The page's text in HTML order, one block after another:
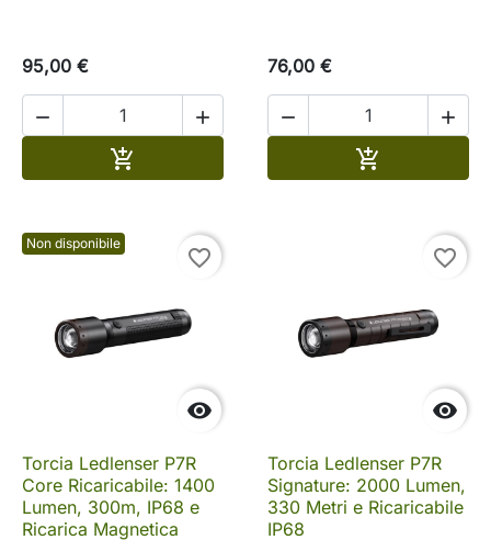
95,00 €
 

76,00 €
 

Non disponibile

favorite_border
Torcia Ledlenser P7R
Core Ricaricabile: 1400
Lumen, 300m, IP68 e
Ricarica Magnetica

favorite_border
Torcia Ledlenser P7R
Signature: 2000 Lumen,
330 Metri e Ricaricabile
IP68